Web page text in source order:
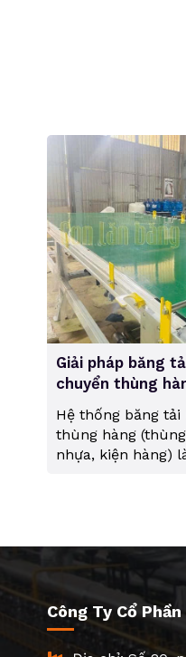
Giải pháp băng
chuyển thùng
Hệ thống băng tải
thùng hàng
nhựa, kiện hàng)
Công Ty Cổ